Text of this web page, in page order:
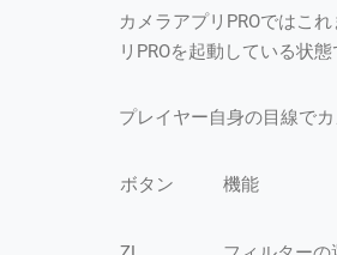
カメラアプリPROではこ
リPROを起動している状
プレイヤー自身の目線で
ボタン 機能